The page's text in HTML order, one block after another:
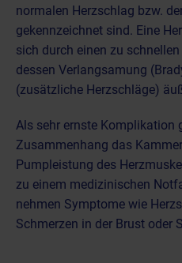
normalen Herzschlag bzw.
gekennzeichnet sind. Eine
sich durch einen zu
dessen Verlangsamung
(zusätzliche Herzschläge)
Als sehr ernste Komplikation
Zusammenhang das
Pumpleistung des
zu einem medizinischen
nehmen Symptome wie
Schmerzen in der Brust oder